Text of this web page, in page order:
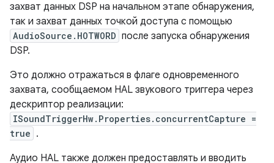
захват данных DSP на начальном этапе обнаружения,
так и захват данных точкой доступа с помощью
AudioSource.HOTWORD после запуска обнаружения
DSP.
Это должно отражаться в флаге одновременного
захвата, сообщаемом HAL звукового триггера через
дескриптор реализации:
ISoundTriggerHw.Properties.concurrentCapture =
true .
Аудио HAL также должен предоставлять и вводить